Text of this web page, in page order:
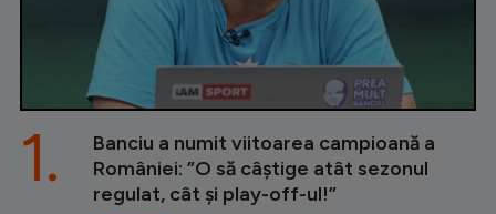
Banciu a numit viitoarea campioană a
României: ”O să câștige atât sezonul
regulat, cât și play-off-ul!”
1.